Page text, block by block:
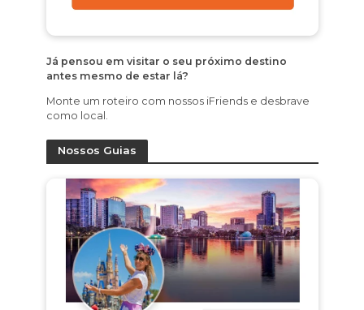
Já pensou em visitar o seu próximo destino
antes mesmo de estar lá?
Monte um roteiro com nossos iFriends e desbrave
como local.
Nossos Guias